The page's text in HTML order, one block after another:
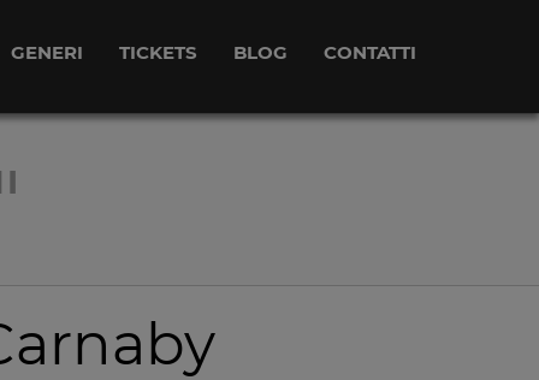
GENERI TICKETS BLOG CONTATTI